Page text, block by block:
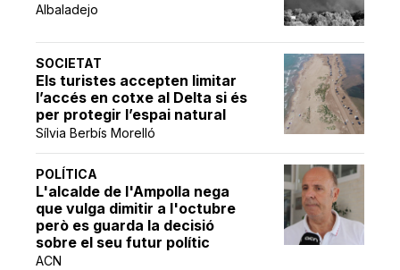
Albaladejo
SOCIETAT
Els turistes accepten limitar
l’accés en cotxe al Delta si és
per protegir l’espai natural
Sílvia Berbís Morelló
POLÍTICA
L'alcalde de l'Ampolla nega
que vulga dimitir a l'octubre
però es guarda la decisió
sobre el seu futur polític
ACN